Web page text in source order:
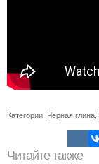
Категории: Черная глина
Читайте также